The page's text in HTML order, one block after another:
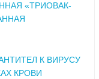
«ТРИОВАК-
К ВИРУСУ
КРОВИ